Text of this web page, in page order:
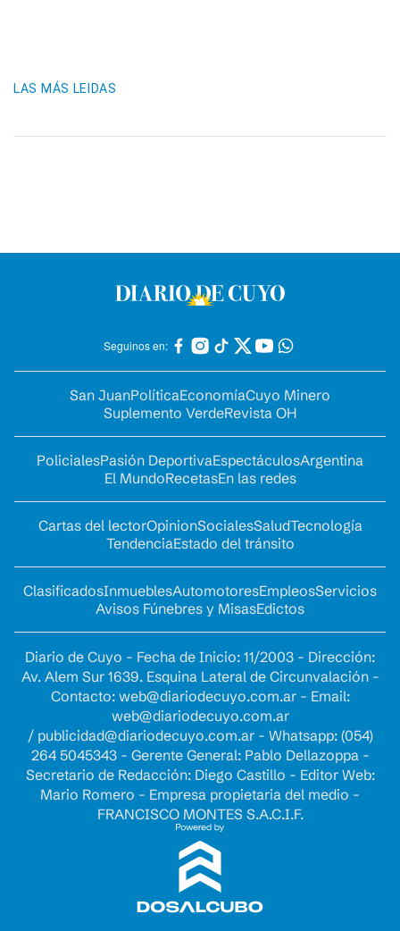
LAS MÁS LEIDAS
Seguinos en:
San JuanPolíticaEconomíaCuyo Minero
Suplemento VerdeRevista OH
PolicialesPasión DeportivaEspectáculosArgentina
El MundoRecetasEn las redes
Cartas del lectorOpinionSocialesSaludTecnología
TendenciaEstado del tránsito
ClasificadosInmueblesAutomotoresEmpleosServicios
Avisos Fúnebres y MisasEdictos
Diario de Cuyo - Fecha de Inicio: 11/2003 - Dirección:
Av. Alem Sur 1639. Esquina Lateral de Circunvalación -
Contacto: web@diariodecuyo.com.ar- Email:
web@diariodecuyo.com.ar
/ publicidad@diariodecuyo.com.ar- Whatsapp: (054)
264 5045343 - Gerente General: Pablo Dellazoppa -
Secretario de Redacción: Diego Castillo - Editor Web:
Mario Romero - Empresa propietaria del medio -
FRANCISCO MONTES S.A.C.I.F.